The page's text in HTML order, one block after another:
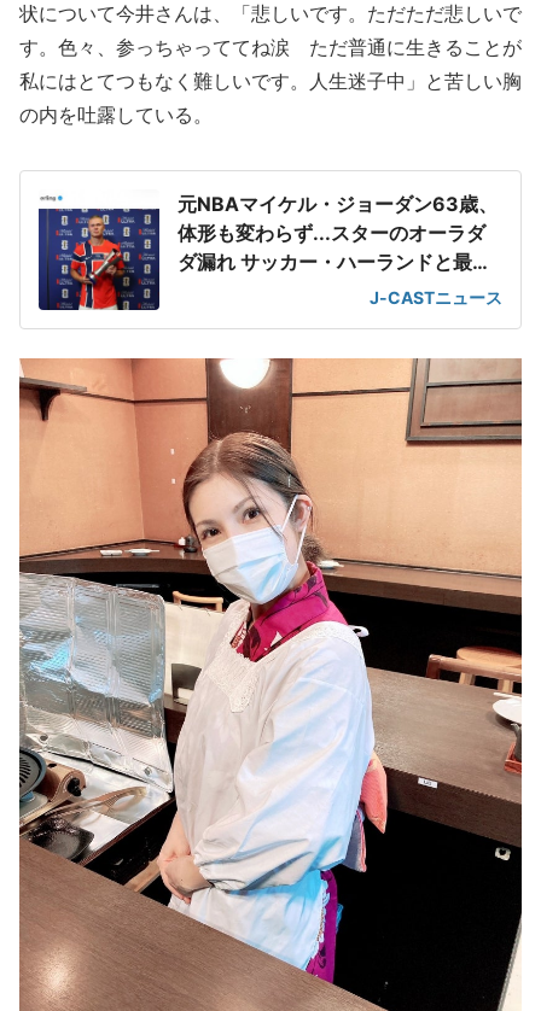
状について今井さんは、「悲しいです。ただただ悲しいで
す。色々、参っちゃっててね涙 ただ普通に生きることが
私にはとてつもなく難しいです。人生迷子中」と苦しい胸
の内を吐露している。
元NBAマイケル・ジョーダン63歳、
体形も変わらず...スターのオーラダ
ダ漏れ サッカー・ハーランドと最強
J-CASTニュース